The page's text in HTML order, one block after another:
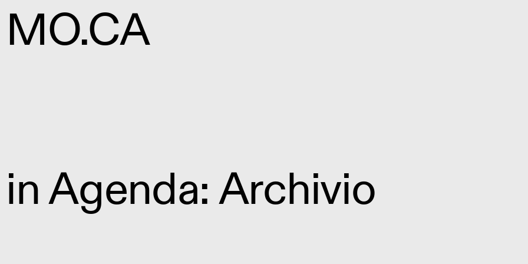
MO.CA
in Agenda: Archivio